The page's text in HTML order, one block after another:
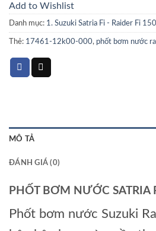
Add to Wishlist
Danh mục: 1. Suzuki Satria Fi - Raider Fi
Thẻ: 17461-12k00-000, phốt bơm nước
MÔ TẢ
ĐÁNH GIÁ (0)
PHỐT BƠM NƯỚC SATRIA
Phốt bơm nước Suzuki